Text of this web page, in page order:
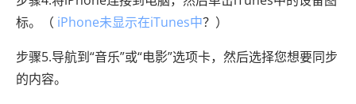
标。（ iPhone未显示在iTunes中？）
步骤5.导航到“音乐”或“电影”选项卡，然后选择您想要同步
的内容。